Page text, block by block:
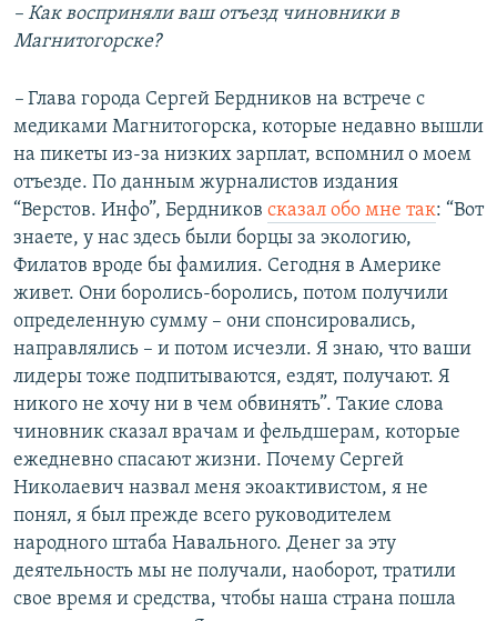
– Как восприняли ваш отъезд чиновники в
Магнитогорске?
– Глава города Сергей Бердников на встрече с
медиками Магнитогорска, которые недавно вышли
на пикеты из-за низких зарплат, вспомнил о моем
отъезде. По данным журналистов издания
“Верстов. Инфо”, Бердников сказал обо мне так: “Вот
знаете, у нас здесь были борцы за экологию,
Филатов вроде бы фамилия. Сегодня в Америке
живет. Они боролись-боролись, потом получили
определенную сумму – они спонсировались,
направлялись – и потом исчезли. Я знаю, что ваши
лидеры тоже подпитываются, ездят, получают. Я
никого не хочу ни в чем обвинять”. Такие слова
чиновник сказал врачам и фельдшерам, которые
ежедневно спасают жизни. Почему Сергей
Николаевич назвал меня экоактивистом, я не
понял, я был прежде всего руководителем
народного штаба Навального. Денег за эту
деятельность мы не получали, наоборот, тратили
свое время и средства, чтобы наша страна пошла